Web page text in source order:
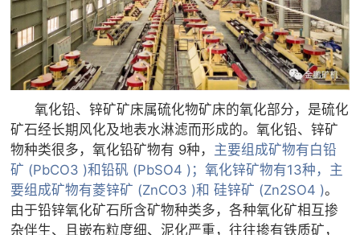
氧化铅、锌矿矿床属硫化物矿床的氧化部分，是硫化
矿石经长期风化及地表水淋滤而形成的。氧化铅、锌矿
物种类很多，氧化铅矿物有 9种， 主要组成矿物有白铅
矿 (PbCO3 )和铅矾 (PbSO4 )；氧化锌矿物有13种，主
要组成矿物有菱锌矿 (ZnCO3 )和 硅锌矿 (Zn2SO4 )。
由于铅锌氧化矿石所含矿物种类多，各种氧化矿相互掺
杂伴生、且嵌布粒度细、泥化严重，往往掺有铁质矿，
 服务体系
 新闻中心
 矿山设计院
 选矿实验室
 关于金鹏
发展历程